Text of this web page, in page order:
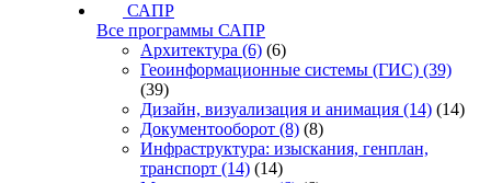
САПР
Все программы САПР
Архитектура (6) (6)
Геоинформационные системы (ГИС) (39)
(39)
Дизайн, визуализация и анимация (14) (14)
Документооборот (8) (8)
Инфраструктура: изыскания, генплан,
транспорт (14) (14)